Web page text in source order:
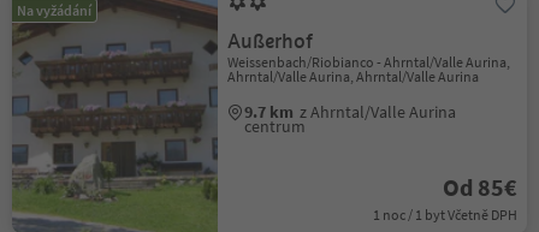
Na vyžádání
Außerhof
Weissenbach/Riobianco - Ahrntal/Valle Aurina,
Ahrntal/Valle Aurina, Ahrntal/Valle Aurina
9.7 km z Ahrntal/Valle Aurina
centrum
Od 85€
1 noc / 1 byt Včetně DPH